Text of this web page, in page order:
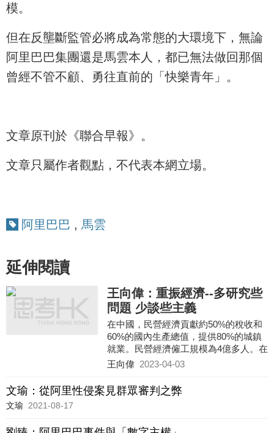
模。
但在反壟斷監管必將成為常態的大環境下，無論
阿里巴巴集團還是馬雲本人，都已無法做回那個
曾經不管不顧、勇往直前的「快樂青年」。
文章原刊於《聯合早報》。
文章只屬作者觀點，不代表本網立場。
阿里巴巴 , 馬雲
延伸閱讀
王向偉：重振經濟--多研究些
問題 少談些主義
在中國，民營經濟貢獻約50%的稅收和
60%的國內生產總值，提供80%的城鎮
就業。民營經濟僱工規模為4億多人。在
青年失業率高達兩位數之時，政府比以
幫助吸納今年多達1200萬新增求職者。
王向偉 2023-04-03
文瑜：從阿里性侵案見群眾審判之弊
文瑜 2021-08-17